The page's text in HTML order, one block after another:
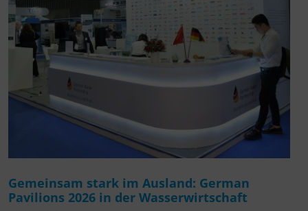
Gemeinsam stark im Ausland: German
Pavilions 2026 in der Wasserwirtschaft